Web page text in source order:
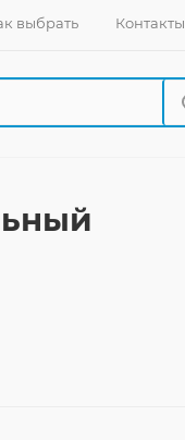
выбрать Контакты